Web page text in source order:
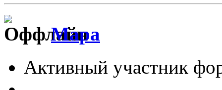
Мара
Активный участник